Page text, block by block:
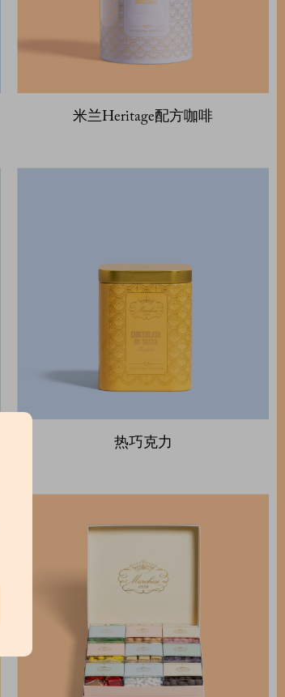
米兰Heritage配方咖啡
热巧克力